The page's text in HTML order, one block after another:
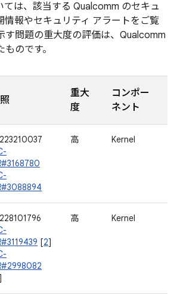
ては、該当する Qualcomm のセキュ
情報やセキュリティ アラートをご覧
す問題の重大度の評価は、Qualcomm
のです。
重大
度
コンポー
ネント
高 Kernel
[2]
高 Kernel